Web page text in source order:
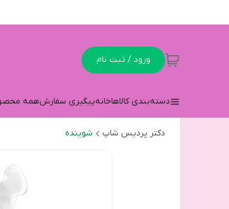
ورود / ثبت نام
دسته‌بندی کالاهاخانهپیگیری سفارشهمه
دکتر پردیس شاپ شوینده